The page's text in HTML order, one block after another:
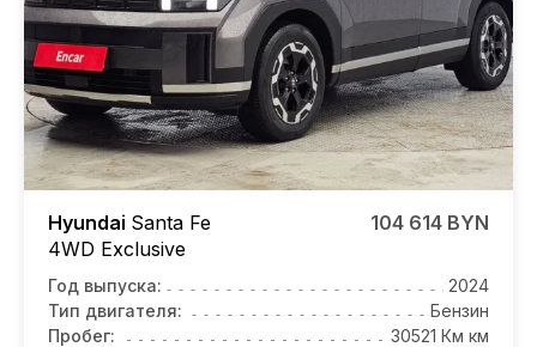
Hyundai Santa Fe
4WD Exclusive
104 614 BYN
Год выпуска:
2024
Тип двигателя:
Бензин
Пробег:
30521 Км км